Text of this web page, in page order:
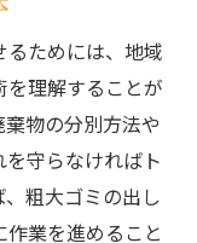
ためには、地域
理解することが
物の分別方法や
守らなければト
粗大ゴミの出し
業を進めること